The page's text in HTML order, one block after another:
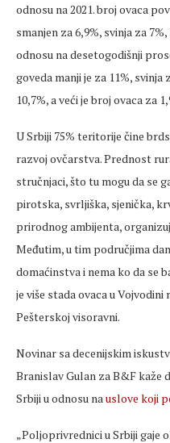
odnosu na 2021. broj ovaca
smanjen za 6,9%, svinja za
odnosu na desetogodišnji
goveda manji je za 11%, svinja
10,7%, a veći je broj ovaca za
U Srbiji 75% teritorije čine
razvoj ovčarstva. Prednost
stručnjaci, što tu mogu da se
pirotska, svrljiška, sjenička,
prirodnog ambijenta,
Međutim, u tim područjima
domaćinstva i nema ko da se
je više stada ovaca u
Pešterskoj visoravni.
Novinar sa decenijskim
Branislav Gulan za B&F kaže
Srbiji u odnosu na uslove koji
„Poljoprivrednici u Srbiji gaje